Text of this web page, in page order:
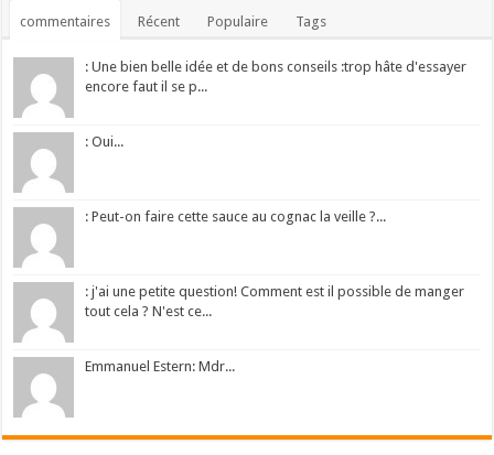
commentaires Récent Populaire Tags
: Une bien belle idée et de bons conseils :trop hâte d'essayer
encore faut il se p...
: Oui...
: Peut-on faire cette sauce au cognac la veille ?...
: j'ai une petite question! Comment est il possible de manger
tout cela ? N'est ce...
Emmanuel Estern: Mdr...